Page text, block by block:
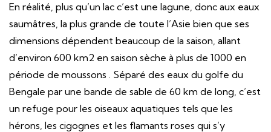
En réalité, plus qu’un lac c’est une lagune, donc aux eaux
saumâtres, la plus grande de toute l’Asie bien que ses
dimensions dépendent beaucoup de la saison, allant
d’environ 600 km2 en saison sèche à plus de 1000 en
période de moussons . Séparé des eaux du golfe du
Bengale par une bande de sable de 60 km de long, c’est
un refuge pour les oiseaux aquatiques tels que les
hérons, les cigognes et les flamants roses qui s’y